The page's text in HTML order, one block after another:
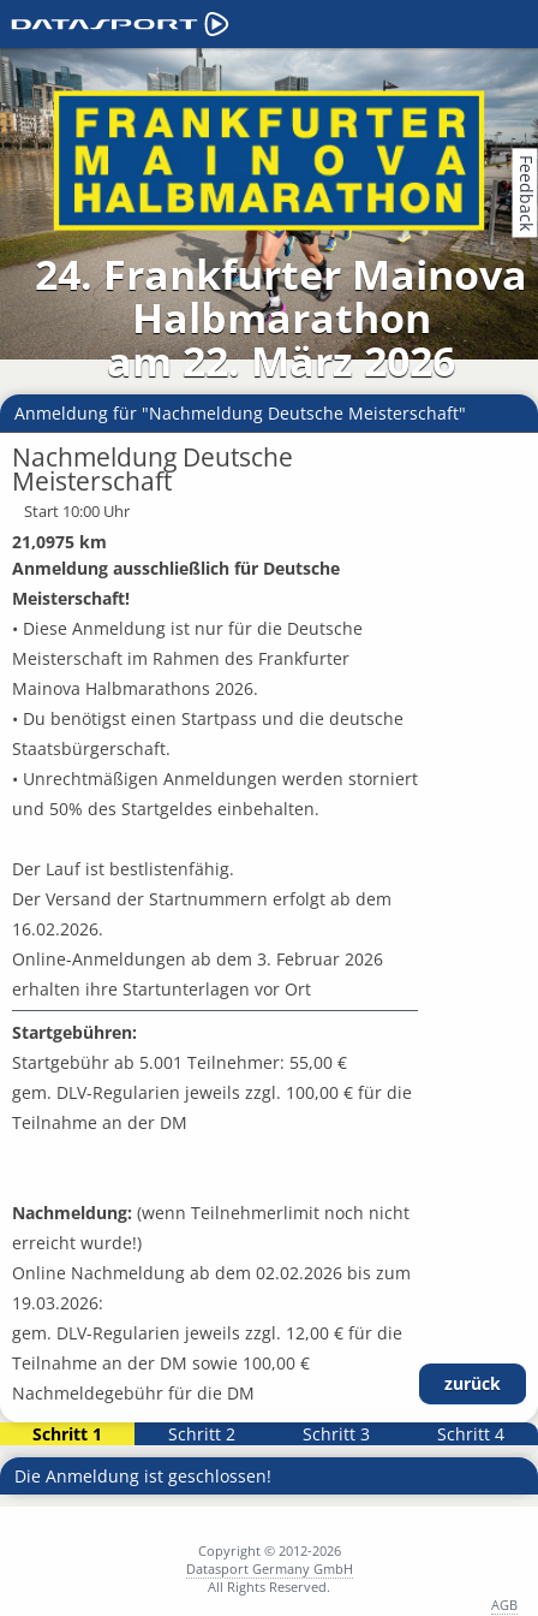
24. Frankfurter Mainova
Halbmarathon
am 22. März 2026
Anmeldung für "Nachmeldung Deutsche Meisterschaft"
Nachmeldung Deutsche
Meisterschaft
Start 10:00 Uhr
21,0975 km
Anmeldung ausschließlich für Deutsche
Meisterschaft!
• Diese Anmeldung ist nur für die Deutsche
Meisterschaft im Rahmen des Frankfurter
Mainova Halbmarathons 2026.
• Du benötigst einen Startpass und die deutsche
Staatsbürgerschaft.
• Unrechtmäßigen Anmeldungen werden storniert
und 50% des Startgeldes einbehalten.
Der Lauf ist bestlistenfähig.
Der Versand der Startnummern erfolgt ab dem
16.02.2026.
Online-Anmeldungen ab dem 3. Februar 2026
erhalten ihre Startunterlagen vor Ort
Startgebühren:
Startgebühr ab 5.001 Teilnehmer: 55,00 €
gem. DLV-Regularien jeweils zzgl. 100,00 € für die
Teilnahme an der DM
Nachmeldung: (wenn Teilnehmerlimit noch nicht
erreicht wurde!)
Online Nachmeldung ab dem 02.02.2026 bis zum
19.03.2026:
gem. DLV-Regularien jeweils zzgl. 12,00 € für die
Teilnahme an der DM sowie 100,00 €
Nachmeldegebühr für die DM
zurück
Schritt 1 Schritt 2 Schritt 3
Schritt 4
Die Anmeldung ist geschlossen!
Copyright © 2012-2026
Datasport Germany GmbH
All Rights Reserved.
AGB
Feedback